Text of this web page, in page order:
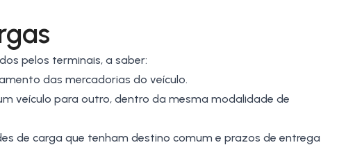
pelos terminais, a saber:
das mercadorias do veículo.
veículo para outro, dentro da mesma modalidade de
de carga que tenham destino comum e prazos de entrega